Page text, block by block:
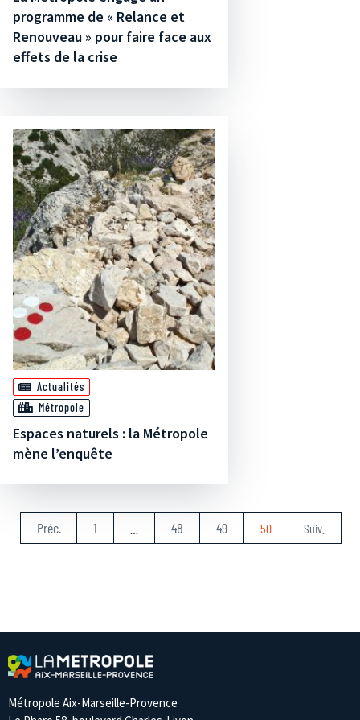
programme de « Relance et
Renouveau » pour faire face aux
effets de la crise
Actualités
Métropole
Espaces naturels : la Métropole
mène l’enquête
Préc. 1 48 49 50 Suiv.
Métropole Aix-Marseille-Provence